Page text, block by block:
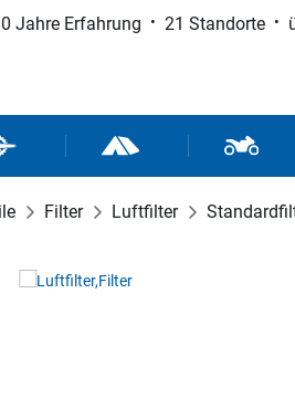
Jahre Erfahrung 21 Standorte
Outdoor und Sport
Filter Luftfilter